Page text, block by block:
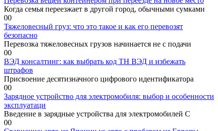
Когда семья переезжает в другой город, обычными сумками
00
Тяжеловесный груз: что это такое и как его перевозят
безопасно
Перевозка тяжеловесных грузов начинается не с подачи
00
ВЭД консалтинг: как выбрать код ТН ВЭД и избежать
штрафов
Присвоение десятизначного цифрового идентификатора
00
Зарядное устройство для электромобиля: выбор и особенности
эксплуатаци
Введение в зарядные устройства для электромобилей С
00